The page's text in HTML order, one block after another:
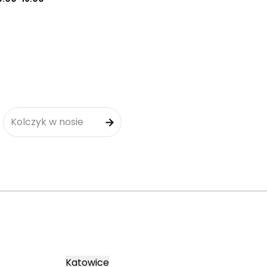
Kolczyk w nosie
Katowice